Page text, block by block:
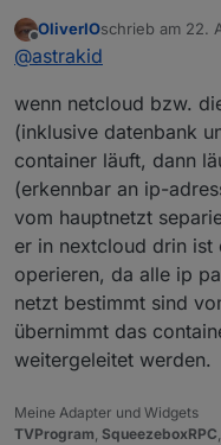
So mache ich
und auf den
ein Wort).
Andre
Offline
OliverIOschrieb am 22.
zuletzt editiert
@astrakid
wenn netcloud bzw.
(inklusive datenbank
container läuft, dann
(erkennbar an ip-
vom hauptnetzt
er in nextcloud drin ist
operieren, da alle ip
netzt bestimmt sind
übernimmt das
weitergeleitet werden.
Meine Adapter und Widgets
TVProgram, SqueezeboxRPC,